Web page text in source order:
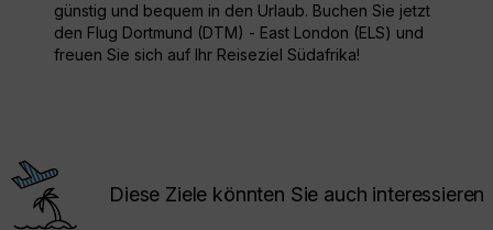
günstig und bequem in den Urlaub. Buchen Sie jetzt
den Flug Dortmund (DTM) - East London (ELS) und
freuen Sie sich auf Ihr Reiseziel Südafrika!
Diese Ziele könnten Sie auch interessieren